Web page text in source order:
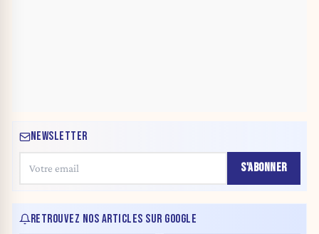
NEWSLETTER
S'ABONNER
RETROUVEZ NOS ARTICLES SUR GOOGLE